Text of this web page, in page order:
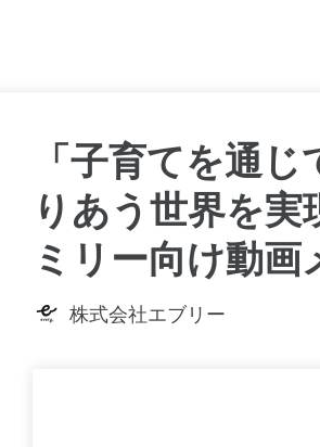
「子育てを通
りあう世界を
ミリー向け動画
株式会社エブリー